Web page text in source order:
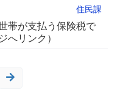
住民課
帯が支払う保険税で
へリンク）